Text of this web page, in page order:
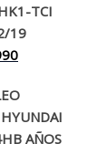
TCI
19
El
actual
es:
AÑOS